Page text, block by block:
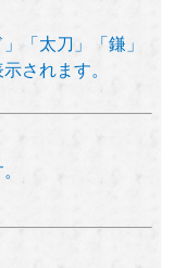
「太刀」「鎌」
されます。